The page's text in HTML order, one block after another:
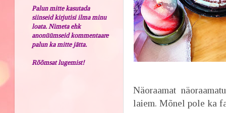
Näoraamat
laiem. Mõnel pole ka
Palun mitte kasutada
siinseid kirjutisi ilma minu
loata. Nimeta ehk
anonüümseid kommentaare
palun ka mitte jätta.
Rõõmsat lugemist!